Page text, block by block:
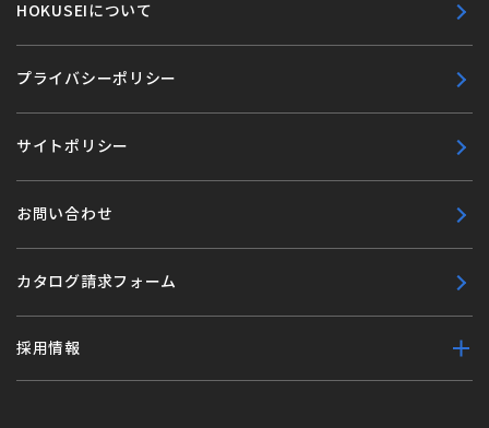
HOKUSEIについて
プライバシーポリシー
サイトポリシー
お問い合わせ
カタログ請求フォーム
採用情報